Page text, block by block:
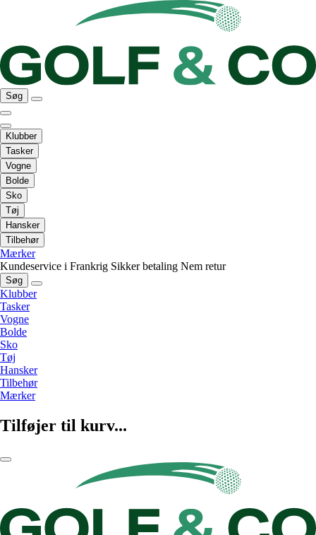
Søg
Klubber
Tasker
Vogne
Bolde
Sko
Tøj
Hansker
Tilbehør
Mærker
Kundeservice i Frankrig Sikker betaling Nem retur
Søg
Klubber
Tasker
Vogne
Bolde
Sko
Tøj
Hansker
Tilbehør
Mærker
Tilføjer til kurv...